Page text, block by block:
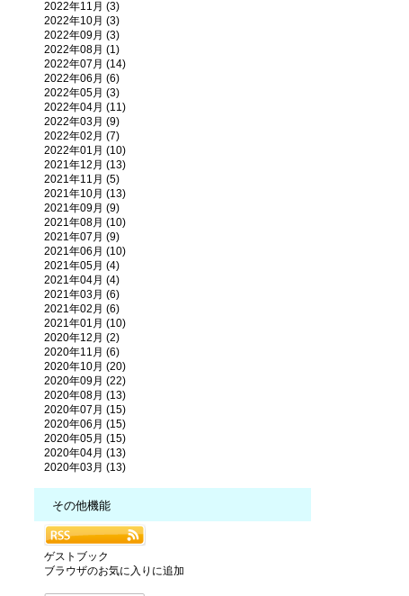
2022年11月 (3)
2022年10月 (3)
2022年09月 (3)
2022年08月 (1)
2022年07月 (14)
2022年06月 (6)
2022年05月 (3)
2022年04月 (11)
2022年03月 (9)
2022年02月 (7)
2022年01月 (10)
2021年12月 (13)
2021年11月 (5)
2021年10月 (13)
2021年09月 (9)
2021年08月 (10)
2021年07月 (9)
2021年06月 (10)
2021年05月 (4)
2021年04月 (4)
2021年03月 (6)
2021年02月 (6)
2021年01月 (10)
2020年12月 (2)
2020年11月 (6)
2020年10月 (20)
2020年09月 (22)
2020年08月 (13)
2020年07月 (15)
2020年06月 (15)
2020年05月 (15)
2020年04月 (13)
2020年03月 (13)
その他機能
ゲストブック
ブラウザのお気に入りに追加